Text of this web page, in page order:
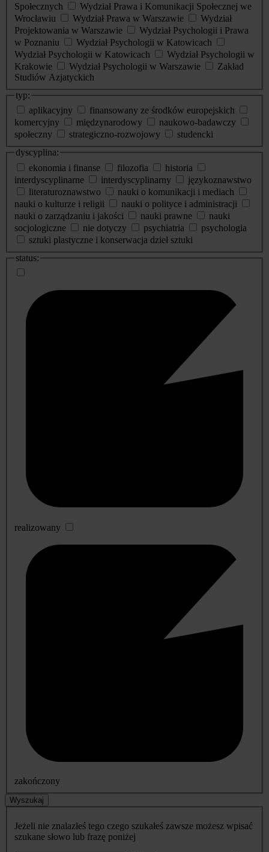
Społecznych
Wydział Prawa i Komunikacji Społecznej we
Wrocławiu
Wydział Prawa w Warszawie
Wydział
Projektowania w Warszawie
Wydział Psychologii i Prawa
w Poznaniu
Wydział Psychologii w Katowicach
Wydział Psychologii w Katowicach
Wydział Psychologii w
Krakowie
Wydział Psychologii w Warszawie
Zakład
Studiów Azjatyckich
typ:
aplikacyjny
finansowany ze środków europejskich
komercyjny
międzynarodowy
naukowo-badawczy
społeczny
strategiczno-rozwojowy
studencki
dyscyplina:
ekonomia i finanse
filozofia
historia
interdyscyplinarne
interdyscyplinarny
językoznawstwo
literaturoznawstwo
nauki o komunikacji i mediach
nauki o kulturze i religii
nauki o polityce i administracji
nauki o zarządzaniu i jakości
nauki prawne
nauki
socjologiczne
nie dotyczy psychiatria
psychologia
sztuki plastyczne i konserwacja dzieł sztuki
status:
realizowany
zakończony
Wyszukaj
Jeżeli nie znalazłeś tego czego szukałeś zawsze możesz wpisać
szukane słowo lub frazę poniżej